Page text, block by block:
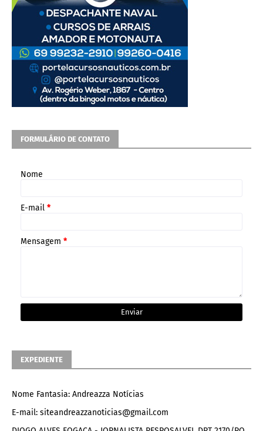
FORMULÁRIO DE CONTATO
Nome
E-mail *
Mensagem *
EXPEDIENTE
Nome Fantasia: Andreazza Notícias
E-mail: siteandreazzanoticias@gmail.com